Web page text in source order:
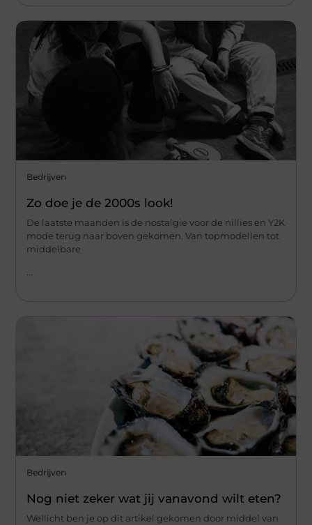
Bedrijven
Zo doe je de 2000s look!
De laatste maanden is de nostalgie voor de nillies en Y2K
mode terug naar boven gekomen. Van topmodellen tot
middelbare
...
Bedrijven
Nog niet zeker wat jij vanavond wilt eten?
Wellicht ben je op dit artikel gekomen door middel van